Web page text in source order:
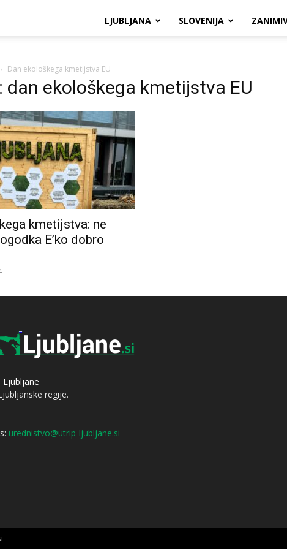
LJUBLJANA SLOVENIJA
Dan ekološkega kmetijstva EU
dan ekološkega kmetijstva EU
kmetijstva: ne
E’ko dobro
Ljubljane
regije.
urednistvo@utrip-ljubljane.si